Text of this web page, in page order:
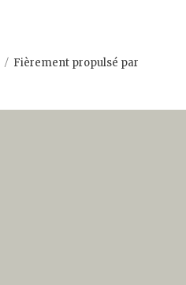
Fièrement propulsé par